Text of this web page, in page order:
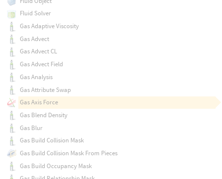
Fluid Solver
Gas Adaptive Viscosity
Gas Advect
Gas Advect CL
Gas Advect Field
Gas Analysis
Gas Attribute Swap
Gas Axis Force
Gas Blend Density
Gas Blur
Gas Build Collision Mask
Gas Build Collision Mask From Pieces
Gas Build Occupancy Mask